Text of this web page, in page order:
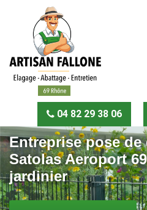
04 82 29 38 06
Entreprise pose
Satolas Aeroport
jardinier